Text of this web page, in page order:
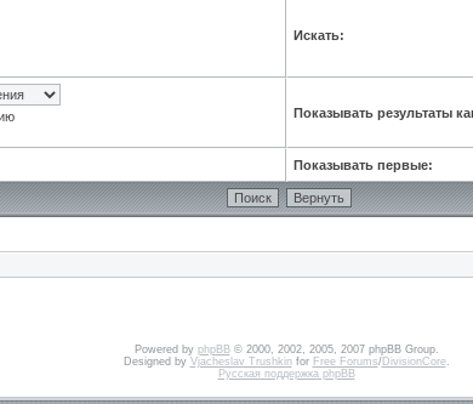
Искать:
Показывать результаты
Показывать первые:
Powered by phpBB© 2000, 2002, 2005, 2007 phpBB Group.
Designed by Vjacheslav Trushkinfor Free Forums/DivisionCore.
Русская поддержка phpBB